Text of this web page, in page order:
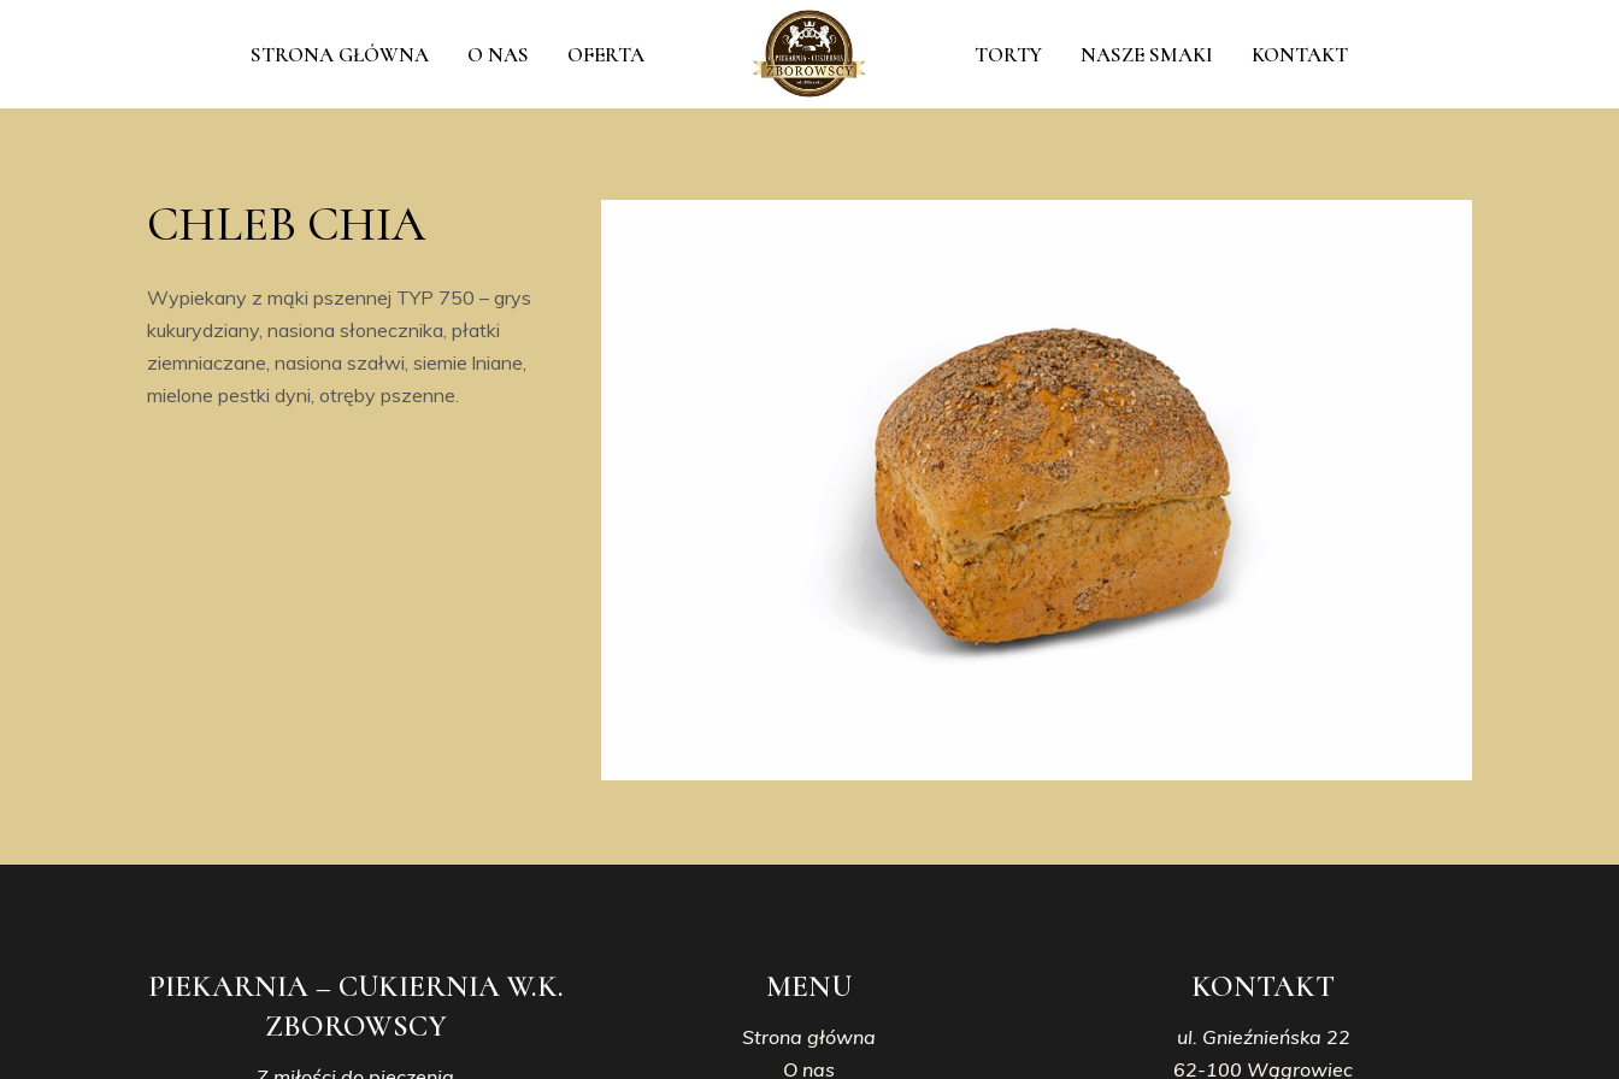
STRONA GŁÓWNA O NAS OFERTA TORTY NASZE SMAKI KONTAKT
CHLEB CHIA
Wypiekany z mąki pszennej TYP 750 – grys
kukurydziany, nasiona słonecznika, płatki
ziemniaczane, nasiona szałwi, siemie lniane,
mielone pestki dyni, otręby pszenne.
PIEKARNIA – CUKIERNIA W.K.
ZBOROWSCY
MENU
Strona główna
O nas
KONTAKT
ul. Gnieźnieńska 22
62-100 Wągrowiec